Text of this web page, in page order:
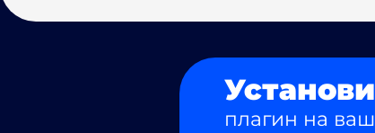
Установи
плагин на ваш